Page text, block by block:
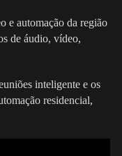
e automação da região
de áudio, vídeo,
inteligente e os
residencial,